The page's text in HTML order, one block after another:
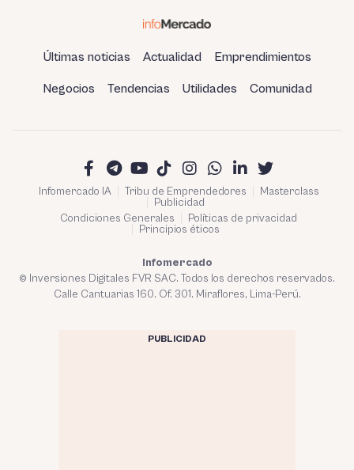
Últimas noticias Actualidad Emprendimientos
Negocios Tendencias Utilidades Comunidad
Infomercado IA Tribu de Emprendedores
Masterclass
Publicidad
Condiciones Generales
Políticas de privacidad
Principios éticos
Infomercado
© Inversiones Digitales FVR SAC. Todos los derechos reservados.
Calle Cantuarias 160. Of. 301. Miraflores, Lima-Perú.
PUBLICIDAD